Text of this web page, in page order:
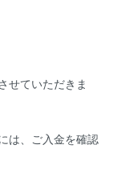
せていただきま
は、ご入金を確認